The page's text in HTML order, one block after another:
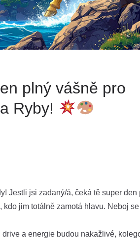
plný vášně pro
Ryby!
Jestli jsi zadaný/á, čeká tě super den
jim totálně zamotá hlavu. Neboj se
a energie budou nakažlivé,